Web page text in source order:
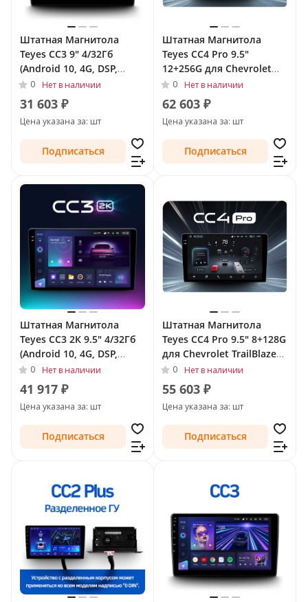
Штатная Магнитола
Teyes CC3 9" 4/32Гб
(Android 10, 4G, DSP,
QLed) для Chevrolet
TrailBlazer II 2012 - 2016
0 Нет в наличии
31 603 ₽
Цена указана за: шт
Подписаться
Штатная Магнитола
Teyes CC4 Pro 9.5"
12+256G для Chevrolet
TrailBlazer II 2012 - 2016
0 Нет в наличии
62 603 ₽
Цена указана за: шт
Подписаться
Штатная Магнитола
Teyes CC3 2К 9.5" 4/32Гб
(Android 10, 4G, DSP,
QLed) для Chevrolet
TrailBlazer II Рестайлинг
2016 - 2022
0 Нет в наличии
41 917 ₽
Цена указана за: шт
Подписаться
Штатная Магнитола
Teyes CC4 Pro 9.5" 8+128G
для Chevrolet TrailBlazer
II 2012 - 2016
0 Нет в наличии
55 603 ₽
Цена указана за: шт
Подписаться